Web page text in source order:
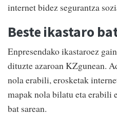
internet bidez segurantza
Beste ikastaro
Enpresendako ikastaroez
dituzte azaroan KZgunean.
nola erabili, erosketak
mapak nola bilatu eta erabili
bat sarean.